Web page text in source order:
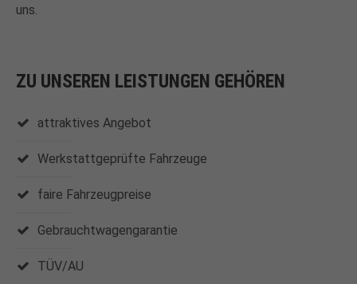
uns.
ZU UNSEREN LEISTUNGEN GEHÖREN
attraktives Angebot
Werkstattgeprüfte Fahrzeuge
faire Fahrzeugpreise
Gebrauchtwagengarantie
TÜV/AU